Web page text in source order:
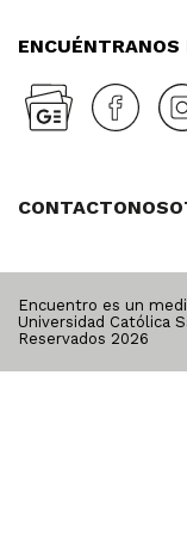
ENCUÉNTRANOS
CONTACTO
Encuentro es un
Universidad Católica
Reservados 2026